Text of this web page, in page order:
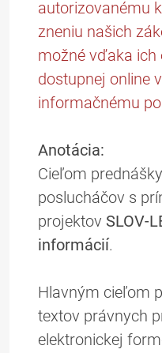
autorizovanému
zneniu našich
možné vďaka ich
dostupnej online
informačnému
Anotácia:
Cieľom
poslucháčov s
projektov SLOV-
informácií.
Hlavným cieľom
textov právnych
elektronickej